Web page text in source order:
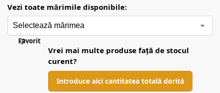
Vezi toate mărimile disponibile:
Favorit
Vrei mai multe produse față de stocul
curent?
Introduce aici cantitatea totală dorită